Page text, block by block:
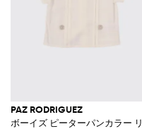
PAZ RODRIGUEZ
ボーイズ ピーターパンカラー